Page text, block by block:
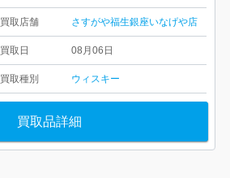
買取店舗 さすがや福生銀座いなげや店
買取日 08月06日
買取種別 ウィスキー
買取品詳細